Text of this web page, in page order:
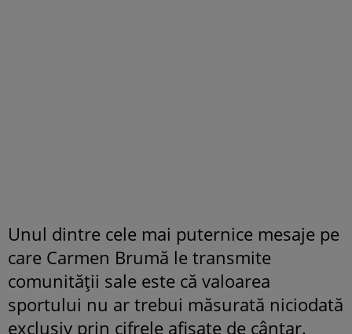
Unul dintre cele mai puternice mesaje pe
care Carmen Brumă le transmite
comunității sale este că valoarea
sportului nu ar trebui măsurată niciodată
exclusiv prin cifrele afișate de cântar.